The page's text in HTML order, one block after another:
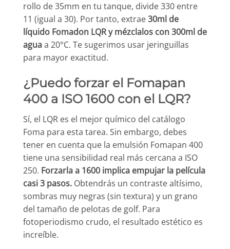
rollo de 35mm en tu tanque, divide 330 entre
11 (igual a 30). Por tanto, extrae30ml de
líquido Fomadon LQR y mézclalos con 300ml de
aguaa 20°C. Te sugerimos usar jeringuillas
para mayor exactitud.
¿Puedo forzar el Fomapan
400 a ISO 1600 con el LQR?
Sí, el LQR es el mejor químico del catálogo
Foma para esta tarea. Sin embargo, debes
tener en cuenta que la emulsión Fomapan 400
tiene una sensibilidad real más cercana a ISO
250. Forzarla a 1600 implica empujar la película
casi 3 pasos. Obtendrás un contraste altísimo,
sombras muy negras (sin textura) y un grano
del tamaño de pelotas de golf. Para
fotoperiodismo crudo, el resultado estético es
increíble.